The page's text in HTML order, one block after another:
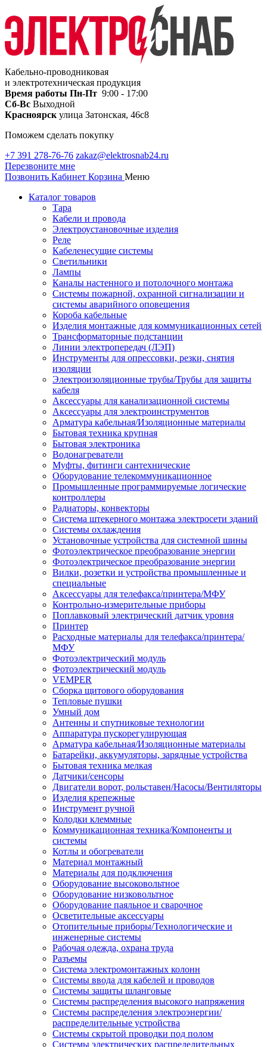
Кабельно-проводниковая
и электротехническая продукция
Время работы Пн-Пт 9:00 - 17:00
Сб-Вс Выходной
Красноярск улица Затонская, 46с8
Поможем сделать покупку
+7 391 278-76-76 zakaz@elektrosnab24.ru
Перезвоните мне
Позвонить Кабинет Корзина Меню
Каталог товаров
Тара
Кабели и провода
Электроустановочные изделия
Реле
Кабеленесущие системы
Светильники
Лампы
Каналы настенного и потолочного монтажа
Системы пожарной, охранной сигнализации и
системы аварийного оповещения
Короба кабельные
Изделия монтажные для коммуникационных сетей
Трансформаторные подстанции
Линии электропередач (ЛЭП)
Инструменты для опрессовки, резки, снятия
изоляции
Электроизоляционные трубы/Трубы для защиты
кабеля
Аксессуары для канализационной системы
Аксессуары для электроинструментов
Арматура кабельная/Изоляционные материалы
Бытовая техника крупная
Бытовая электроника
Водонагреватели
Муфты, фитинги сантехнические
Оборудование телекоммуникационное
Промышленные программируемые логические
контроллеры
Радиаторы, конвекторы
Система штекерного монтажа электросети зданий
Системы охлаждения
Установочные устройства для системной шины
Фотоэлектрическое преобразование энергии
Фотоэлектрическое преобразование энергии
Вилки, розетки и устройства промышленные и
специальные
Аксессуары для телефакса/принтера/МФУ
Контрольно-измерительные приборы
Поплавковый электрический датчик уровня
Принтер
Расходные материалы для телефакса/принтера/
МФУ
Фотоэлектрический модуль
Фотоэлектрический модуль
VEMPER
Сборка щитового оборудования
Тепловые пушки
Умный дом
Антенны и спутниковые технологии
Аппаратура пускорегулирующая
Арматура кабельная/Изоляционные материалы
Батарейки, аккумуляторы, зарядные устройства
Бытовая техника мелкая
Датчики/сенсоры
Двигатели ворот, рольставен/Насосы/Вентиляторы
Изделия крепежные
Инструмент ручной
Колодки клеммные
Коммуникационная техника/Компоненты и
системы
Котлы и обогреватели
Материал монтажный
Материалы для подключения
Оборудование высоковольтное
Оборудование низковольтное
Оборудование паяльное и сварочное
Осветительные аксессуары
Отопительные приборы/Технологические и
инженерные системы
Рабочая одежда, охрана труда
Разъемы
Система электромонтажных колонн
Системы ввода для кабелей и проводов
Системы защиты шланговые
Системы распределения высокого напряжения
Системы распределения электроэнергии/
распределительные устройства
Системы скрытой проводки под полом
Системы электрических распределительных